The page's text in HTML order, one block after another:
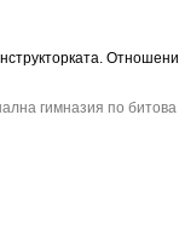
гимназия по